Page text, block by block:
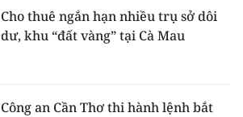
Cho thuê ngắn hạn nhiều trụ sở dôi
dư, khu “đất vàng” tại Cà Mau
Công an Cần Thơ thi hành lệnh bắt